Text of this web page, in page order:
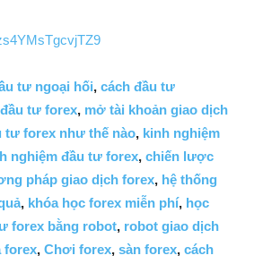
tư ngoại hối, cách đầu tư
tư forex, mở tài khoản giao dịch
tư forex như thế nào, kinh nghiệm
nghiệm đầu tư forex, chiến lược
pháp giao dịch forex, hệ thống
, khóa học forex miễn phí, học
forex bằng robot, robot giao dịch
forex, Chơi forex, sàn forex, cách